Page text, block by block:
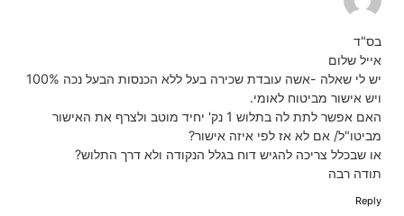
בס"ד
אייל שלום
יש לי שאלה -אשה עובדת שכירה בעל ללא הכנסות הבעל נכה 100%
ויש אישור מביטוח לאומי.
האם אפשר לתת לה בתלוש 1 נק' יחיד מוטב ולצרף את האישור
מביטו"ל/ אם לא אז לפי איזה אישור?
או שבכלל צריכה להגיש דוח בגלל הנקודה ולא דרך התלוש?
תודה רבה
Reply